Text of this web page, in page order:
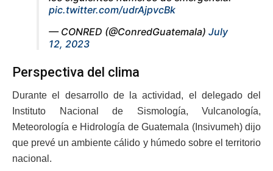
pic.twitter.com/udrAjpvcBk
— CONRED (@ConredGuatemala) July
12, 2023
Perspectiva del clima
Durante el desarrollo de la actividad, el delegado del
Instituto Nacional de Sismología, Vulcanología,
Meteorología e Hidrología de Guatemala (Insivumeh) dijo
que prevé un ambiente cálido y húmedo sobre el territorio
nacional.